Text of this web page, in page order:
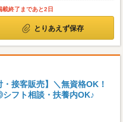
載終了まであと2日
とりあえず保存
・接客販売】＼無資格OK！
フト相談・扶養内OK♪